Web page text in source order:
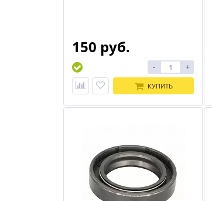
150 руб.
- +
КУПИТЬ